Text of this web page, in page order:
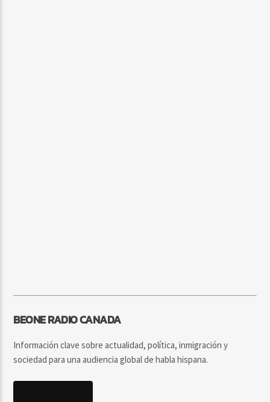
BEONE RADIO CANADA
Información clave sobre actualidad, política, inmigración y
sociedad para una audiencia global de habla hispana.